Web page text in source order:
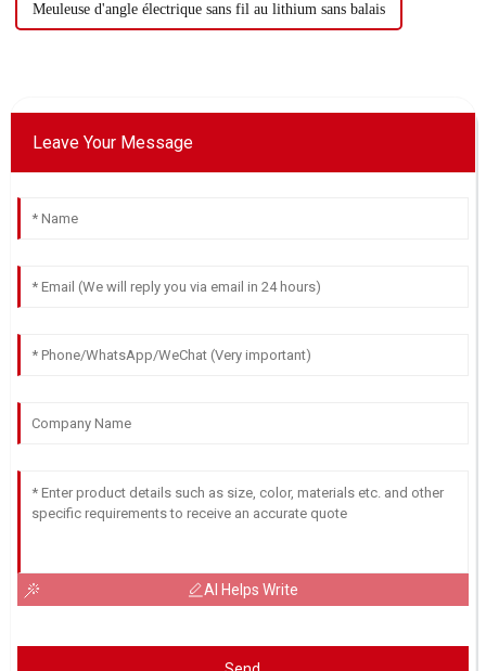
Meuleuse d'angle électrique sans fil au lithium sans balais
Leave Your Message
AI Helps Write